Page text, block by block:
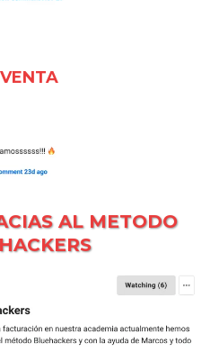
AL METODO